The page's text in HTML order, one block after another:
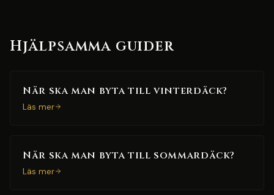
Hjälpsamma guider
När ska man byta till vinterdäck?
Läs mer
När ska man byta till sommardäck?
Läs mer